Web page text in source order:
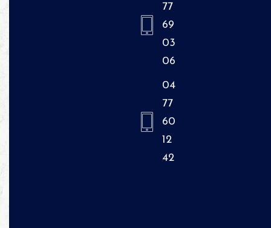
77
69
03
06
04
77
60
12
42